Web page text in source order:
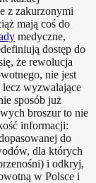
z zakurzonymi
mają coś do
medyczne,
dostęp do
że rewolucja
nie jest
wyzwalające
sposób już
broszur to nie
informacji:
do
dla których
i odkryj,
w Polsce i